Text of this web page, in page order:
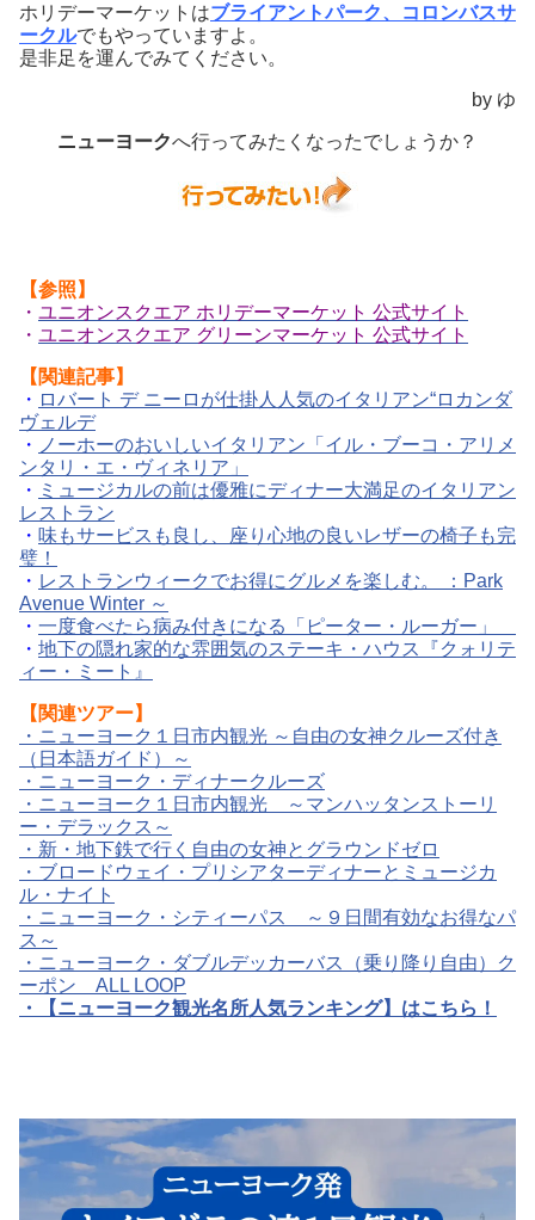
ホリデーマーケットはブライアントパーク、コロンバスサ
ークルでもやっていますよ。
是非足を運んでみてください。
by ゆ
ニューヨークへ行ってみたくなったでしょうか？
【参照】
・ ユニオンスクエア ホリデーマーケット 公式サイト
・ ユニオンスクエア グリーンマーケット 公式サイト
【関連記事】
・ ロバート デ ニーロが仕掛人人気のイタリアン“ロカンダ
ヴェルデ
・ ノーホーのおいしいイタリアン「イル・ブーコ・アリメ
ンタリ・エ・ヴィネリア」
・ ミュージカルの前は優雅にディナー大満足のイタリアン
レストラン
・ 味もサービスも良し、座り心地の良いレザーの椅子も完
璧！
・ レストランウィークでお得にグルメを楽しむ。 ：Park
Avenue Winter ～
・ 一度食べたら病み付きになる「ピーター・ルーガー」
・ 地下の隠れ家的な雰囲気のステーキ・ハウス『クォリテ
ィー・ミート』
【 関連ツアー】
・ ニューヨーク１日市内観光 ～自由の女神クルーズ付き
（日本語ガイド）～
・ ニューヨーク・ディナークルーズ
・ ニューヨーク１日市内観光 ～マンハッタンストーリ
ー・デラックス～
・ 新・地下鉄で行く自由の女神とグラウンドゼロ
・ ブロードウェイ・プリシアターディナーとミュージカ
ル・ナイト
・ ニューヨーク・シティーパス ～９日間有効なお得なパ
ス～
・ ニューヨーク・ダブルデッカーバス（乗り降り自由）ク
ーポン ALL LOOP
・
【ニューヨーク観光名所人気ランキング】はこちら！